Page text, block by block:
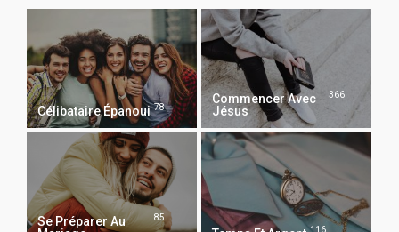
Célibataire Épanoui 78
Commencer Avec
Jésus
366
Se Préparer Au
85